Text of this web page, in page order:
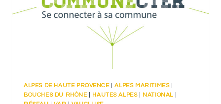
ALPES DE HAUTE PROVENCE|ALPES MARITIMES|
BOUCHES DU RHÔNE| HAUTES ALPES| NATIONAL